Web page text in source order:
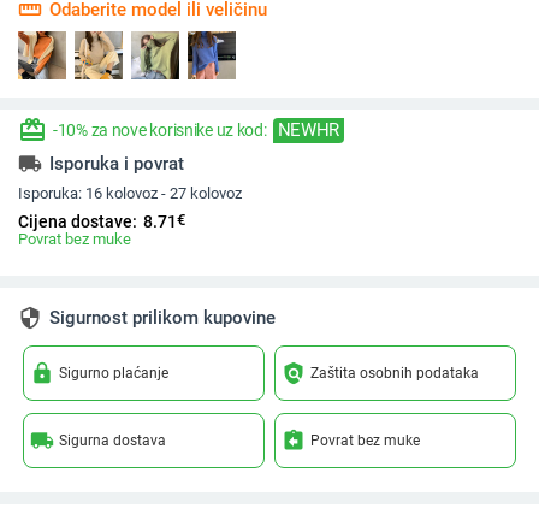
straighten Odaberite model ili veličinu
redeem -10% za nove korisnike uz kod: NEWHR
local_shipping Isporuka i povrat
Isporuka: 16 kolovoz - 27 kolovoz
Cijena dostave: 8.71€
Povrat bez muke
security Sigurnost prilikom kupovine
lock Sigurno plaćanje policy Zaštita osobnih podataka
local_shipping Sigurna dostava assignment_return Povrat bez muke